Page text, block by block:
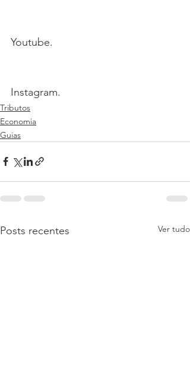
Youtube.
Instagram.
Tributos
Economia
Guias
Posts recentes Ver tudo